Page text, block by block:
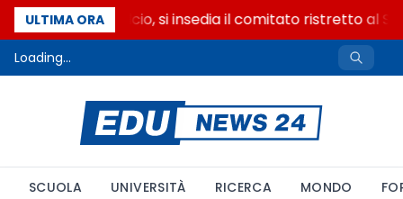
ULTIMA ORA
Riforma del calcio, si insedia il comitato ristretto al
Loading...
SCUOLA UNIVERSITÀ RICERCA MONDO